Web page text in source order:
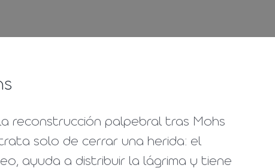
reconstrucción palpebral tras Mohs
solo de cerrar una herida: el
ayuda a distribuir la lágrima y tiene